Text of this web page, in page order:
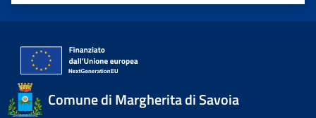
Comune di Margherita di Savoia